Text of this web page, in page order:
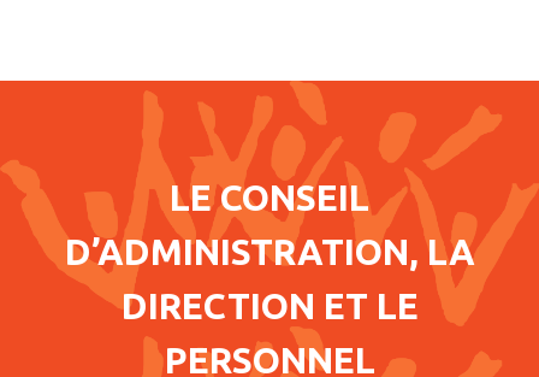
LE CONSEIL
D’ADMINISTRATION, LA
DIRECTION ET LE
PERSONNEL